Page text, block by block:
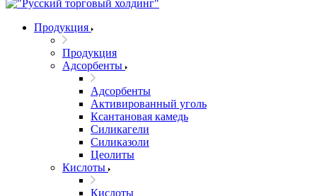
Продукция
Продукция
Адсорбенты
Адсорбенты
Активированный уголь
Ксантановая камедь
Силикагели
Силиказоли
Цеолиты
Кислоты
Кислоты